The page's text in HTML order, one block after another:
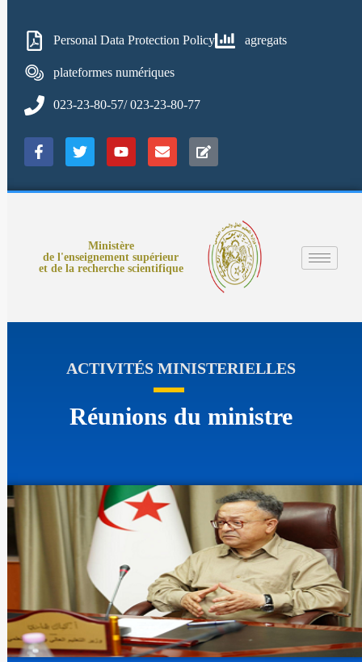
Personal Data Protection Policy agregats
plateformes numériques
023-23-80-57/ 023-23-80-77
Ministère
de l'enseignement supérieur
et de la recherche scientifique
ACTIVITÉS MINISTERIELLES
Réunions du ministre